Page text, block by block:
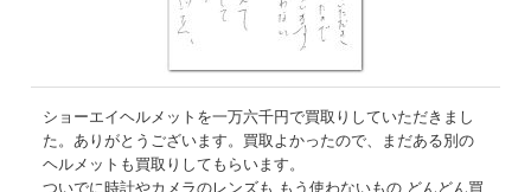
ショーエイヘルメットを一万六千円で買取りしていただきまし
た。ありがとうございます。買取よかったので、まだある別の
ヘルメットも買取りしてもらいます。
ついでに時計やカメラのレンズも もう使わないもの どんどん買